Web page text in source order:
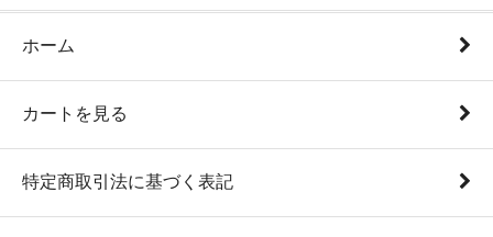
ホーム
カートを見る
特定商取引法に基づく表記